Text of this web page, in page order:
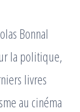
Bonnal
la politique,
livres
au cinéma